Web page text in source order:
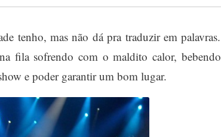
tenho, mas não dá pra traduzir em palavras.
fila sofrendo com o maldito calor, bebendo
e poder garantir um bom lugar.